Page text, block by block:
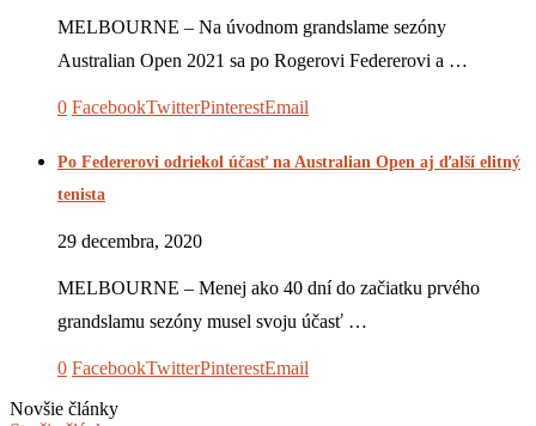
MELBOURNE – Na úvodnom grandslame sezóny
Australian Open 2021 sa po Rogerovi Federerovi a …
0 FacebookTwitterPinterestEmail
Po Federerovi odriekol účasť na Australian Open aj ďalší elitný
tenista
29 decembra, 2020
MELBOURNE – Menej ako 40 dní do začiatku prvého
grandslamu sezóny musel svoju účasť …
0 FacebookTwitterPinterestEmail
Novšie články